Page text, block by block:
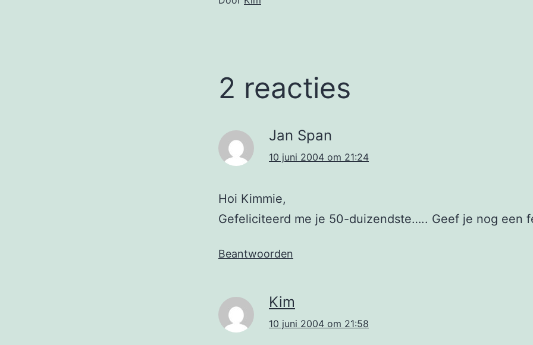
2 reacties
Jan Span
10 juni 2004 om 21:24
Hoi Kimmie,
Gefeliciteerd me je 50-duizendste….. Geef je nog een
Beantwoorden
Kim
10 juni 2004 om 21:58